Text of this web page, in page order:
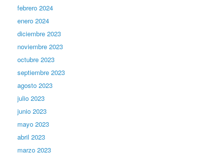
febrero 2024
enero 2024
diciembre 2023
noviembre 2023
octubre 2023
septiembre 2023
agosto 2023
julio 2023
junio 2023
mayo 2023
abril 2023
marzo 2023